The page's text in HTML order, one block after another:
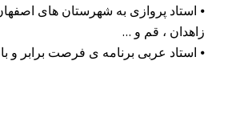
⦁ استاد پروازی به شهرستان های
زاهدان ، قم و …
⦁ استاد عربی برنامه ی فرصت برابر و